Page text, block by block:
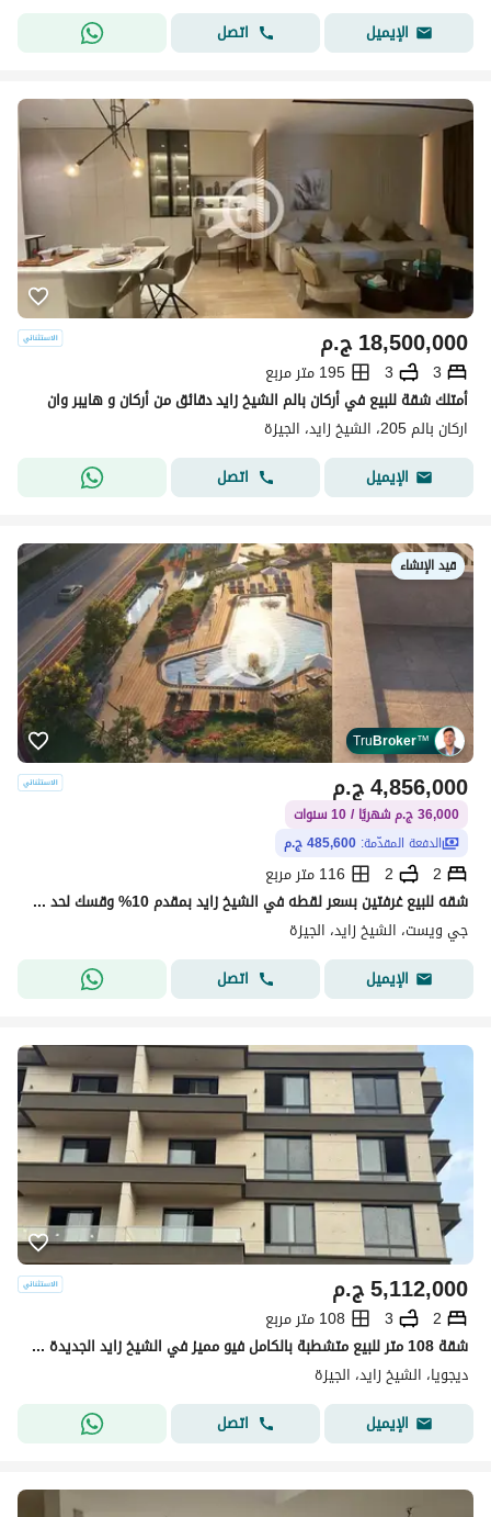
الإيميل
اتصل
ج.م18,500,000
3
3
195 متر مربع
أمتلك شقة للبيع في أركان بالم الشيخ زايد دقائق من أركان و هايبر وان
اركان بالم 205، الشيخ زايد، الجيزة
الإيميل
اتصل
قيد الإنشاء
TruBroker™
ج.م4,856,000
36,000 ج.م شهريًا / 10 سنوات
الدفعة المقدّمة: 485,600 ج.م
2
2
116 متر مربع
شقه للبيع غرفتين بسعر لقطه في الشيخ زايد بمقدم 10% وقسك لحد 10 سنين باعلي نسبه انشاءات
جي ويست، الشيخ زايد، الجيزة
الإيميل
اتصل
ج.م5,112,000
2
3
108 متر مربع
شقة 108 متر للبيع متشطبة بالكامل فيو مميز في الشيخ زايد الجديدة في مشروع Dejoya بجوار ستيتس سوديك
ديجويا، الشيخ زايد، الجيزة
الإيميل
اتصل